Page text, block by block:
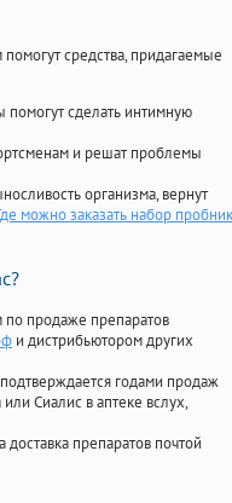
средства, придагаемые
помогут сделать интимную
и решат проблемы
организма, вернут
можно заказать набор пробник
продаже препаратов
и дистрибьютором других
годами продаж
Сиалис в аптеке вслух,
препаратов почтой